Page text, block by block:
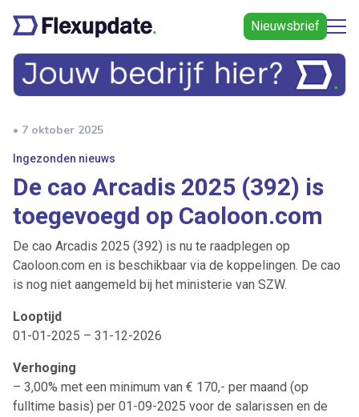
Nieuwsbrief
• 7 oktober 2025
Ingezonden nieuws
De cao Arcadis 2025 (392) is
toegevoegd op Caoloon.com
De cao Arcadis 2025 (392) is nu te raadplegen op
Caoloon.com en is beschikbaar via de koppelingen. De cao
is nog niet aangemeld bij het ministerie van SZW.
Looptijd
01-01-2025 – 31-12-2026
Verhoging
– 3,00% met een minimum van € 170,- per maand (op
fulltime basis) per 01-09-2025 voor de salarissen en de